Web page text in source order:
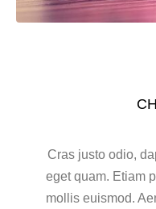
Cras justo odio,
eget quam. Etiam
mollis euismod.